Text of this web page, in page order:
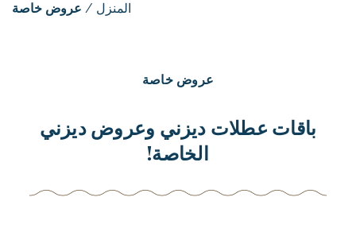
المنزل / عروض خاصة
عروض خاصة
باقات عطلات ديزني وعروض ديزني
الخاصة!